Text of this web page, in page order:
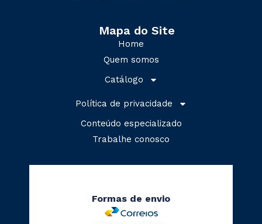
Mapa do Site
Home
Quem somos
Catálogo
Política de privacidade
Conteúdo especializado
Trabalhe conosco
Formas de envio